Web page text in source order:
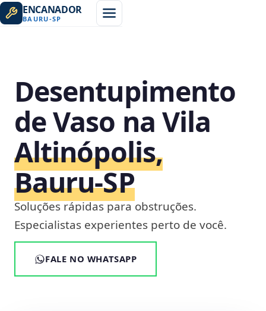
ENCANADOR
BAURU-SP
Desentupimento
de Vaso na Vila
Altinópolis,
Bauru‑SP
Soluções rápidas para obstruções.
Especialistas experientes perto de você.
FALE NO WHATSAPP